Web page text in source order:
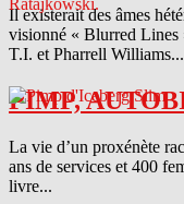
Il existerait des âmes
visionné « Blurred
T.I. et Pharrell
PIMP,
La vie d’un proxénète
ans de services et 400
livre...